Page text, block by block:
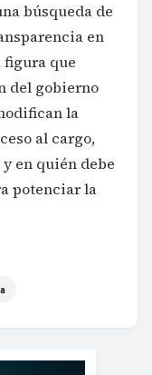
búsqueda de
en
figura que
del gobierno
la
al cargo,
en quién debe
potenciar la